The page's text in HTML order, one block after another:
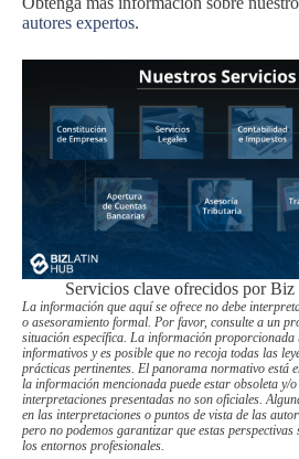
autores expertos.
Servicios clave ofrecidos por
La información que aquí se ofrece no debe
o asesoramiento formal. Por favor, consulte a un
situación específica. La información proporcionada
informativos y es posible que no recoja todas las
prácticas pertinentes. El panorama normativo está
la información mencionada puede estar obsoleta y/
interpretaciones presentadas no son oficiales.
en las interpretaciones o puntos de vista de las
pero no podemos garantizar que estas perspectivas
los entornos profesionales.